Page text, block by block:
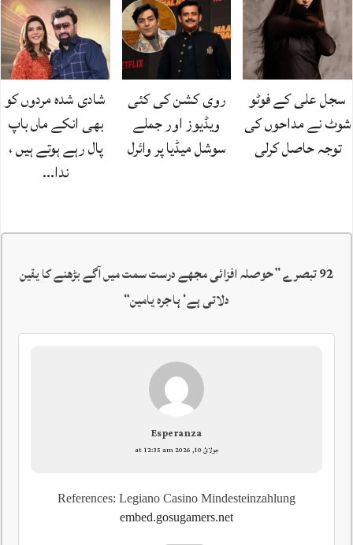
سجل علی کے فوٹو
شوٹ نے مداحوں کی
توجہ حاصل کرلی
روی کشن کی کئی
ویڈیوز اور جملے
سوشل میڈیا پر وائرل
شادی شدہ مردوں کو
بھی انکے ماں باپ
پال رہے ہوتے ہیں ،
ندا…
92 تبصرے ”
حوصلہ افزائی مجھے درست سمت میں آگے بڑھنے کا یقین
دلاتی ہے‘ ہاجرہ یامین“
Esperanza
جولائ 10, 2026 at 12:35 am
References: Legiano Casino Mindesteinzahlung
embed.gosugamers.net